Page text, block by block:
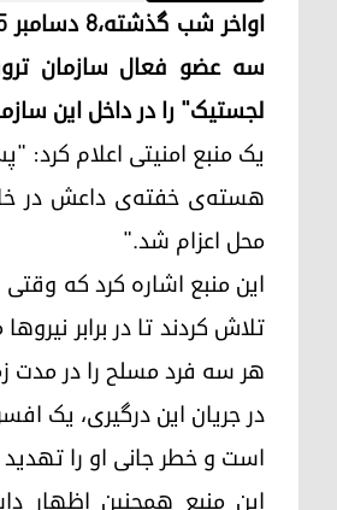
سه عضو فعال سازمان
لجستیک" را در داخل این
یک منبع امنیتی اعلام
محل اعزام شد."
این منبع اشاره کرد که
تلاش کردند تا در برابر
هر سه فرد مسلح را در مدت
در جریان این درگیری، یک
است و خطر جانی او را